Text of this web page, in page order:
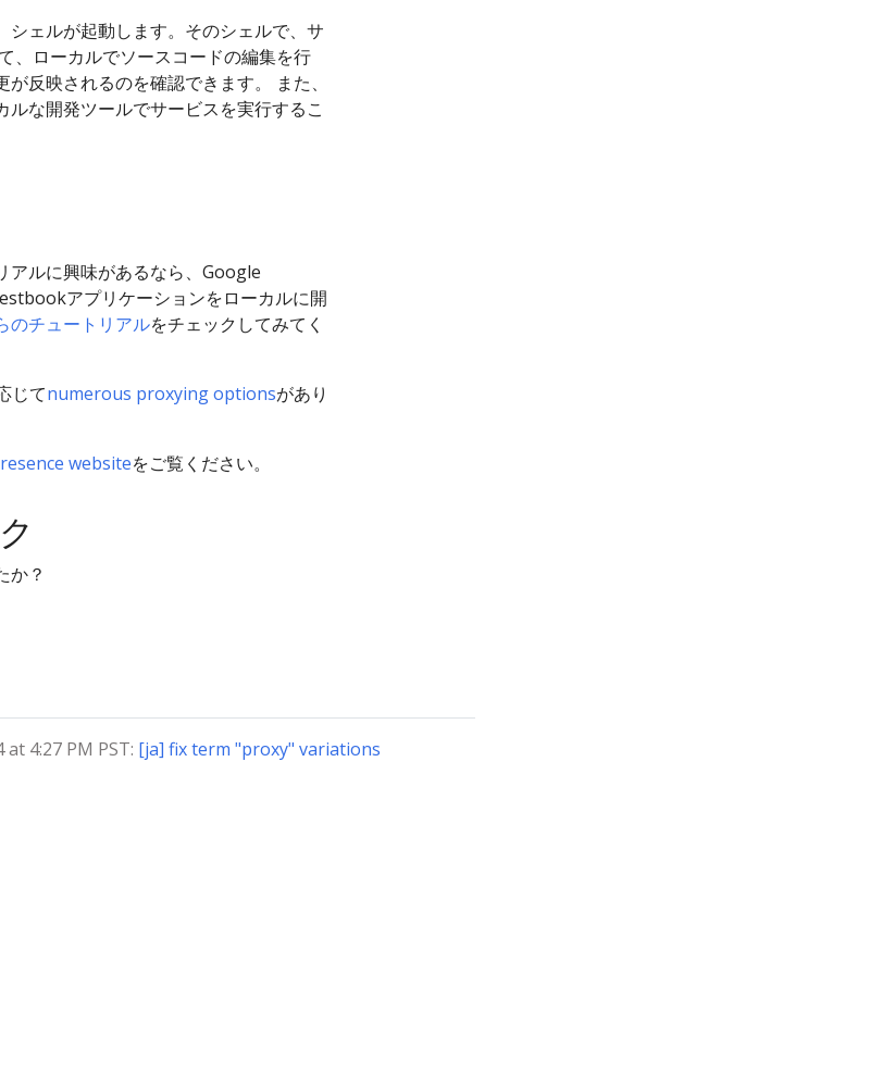
シェルが起動します。そのシェルで、サ
、ローカルでソースコードの編集を行
反映されるのを確認できます。 また、
ルな開発ツールでサービスを実行するこ
アルに興味があるなら、Google
アプリケーションをローカルに開
のチュートリアルをチェックしてみてく
じてnumerous proxying optionsがあり
websiteをご覧ください。
か？
4:27 PM PST: [ja] fix term "proxy" variations